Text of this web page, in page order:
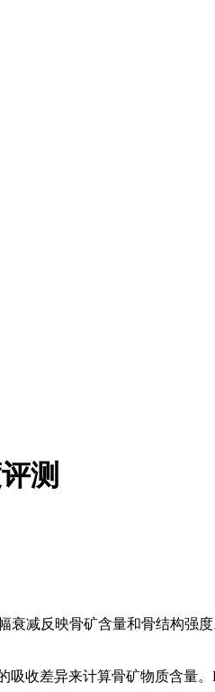
测
减反映骨矿含量和骨结构强
收差异来计算骨矿物质含量